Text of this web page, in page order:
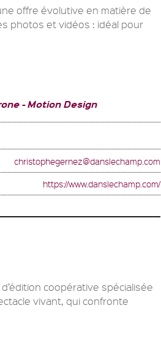
offre évolutive en matière de
photos et vidéos : idéal pour
Motion Design
christophegernez@danslechamp.com
https://www.danslechamp.com/
coopérative spécialisée
vivant, qui confronte